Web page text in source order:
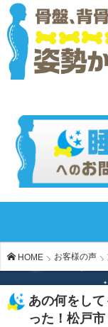
HOME お客様の声
あの何をし
った！松戸